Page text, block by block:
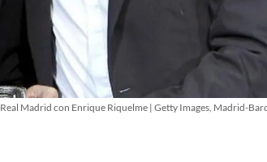
Madrid con Enrique Riquelme | Getty Images, Madrid-